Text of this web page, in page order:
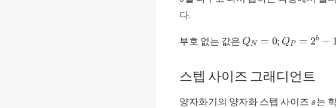
다.
부호 없는 값은 QN ; QP b−1
스텝 사이즈 그래디언트
양자화기의 양자화 스텝 사이즈 는